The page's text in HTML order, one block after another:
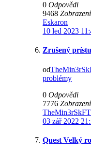
0 Odpovědi
9468 Zobrazení
Eskaron
10 led 2023
Zrušený
od
problémy
0 Odpovědi
7776 Zobrazení
03 zář 2022
Quest Velký